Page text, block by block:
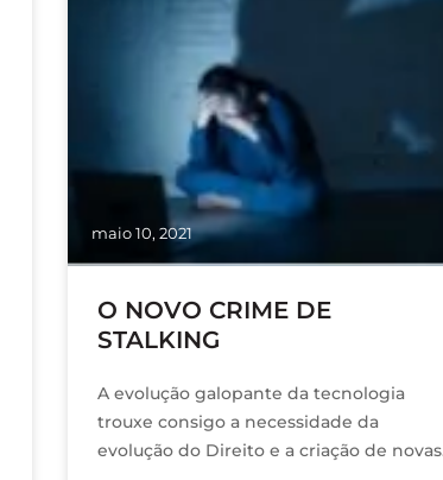
maio 10, 2021
O NOVO CRIME DE
STALKING
A evolução galopante da tecnologia
trouxe consigo a necessidade da
evolução do Direito e a criação de novas